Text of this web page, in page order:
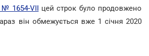
№ 1654-VII цей строк було продовжено
він обмежується вже 1 січня 2020